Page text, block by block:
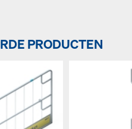
PRODUCTEN